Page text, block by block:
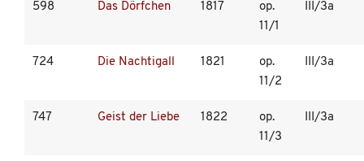
598 Das Dörfchen 1817
op.
11/1
III/3a
724 Die Nachtigall 1821
op.
11/2
III/3a
747 Geist der Liebe 1822
op.
11/3
III/3a